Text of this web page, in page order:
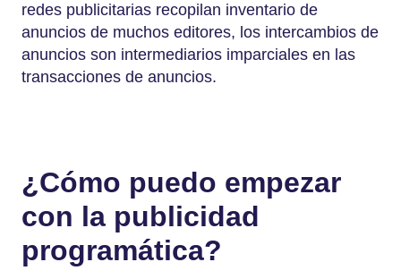
redes publicitarias recopilan inventario de
anuncios de muchos editores, los intercambios de
anuncios son intermediarios imparciales en las
transacciones de anuncios.
¿Cómo puedo empezar
con la publicidad
programática?